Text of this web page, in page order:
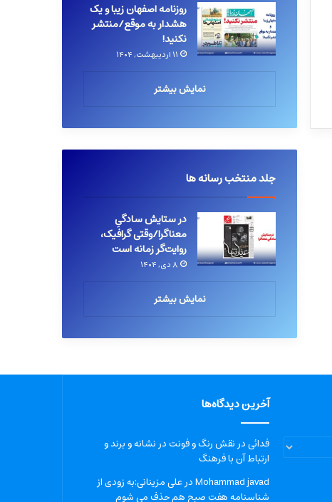
روزنامه اصفهان زیبا و یک
هشدار به موقع/منتشر
نکنید!
۱۱ اردیبهشت, ۱۴۰۴
نمایش بیشتر
جلد منتخب رسانه ها
در ستایش سادگیِ
معناگرا/وقتی گرافیک،
روایت‌گر زمانه است
۸ دی, ۱۴۰۴
نمایش بیشتر
آخرین دیدگاه‌ها
فدائیدرنقش رنگ و فونت در نشانه و برند و
ارتباط آن با فرهنگ
Mohammad javadدرعلی مزینانی:به زودی از
شناسنامه هفت صبح هم حذف می شوم